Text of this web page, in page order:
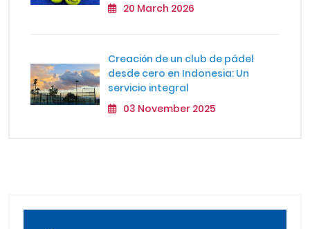
20 March 2026
Creación de un club de pádel
desde cero en Indonesia: Un
servicio integral
03 November 2025